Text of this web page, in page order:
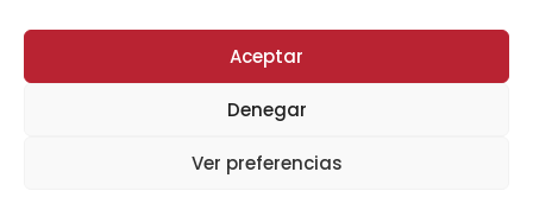
Aceptar
Denegar
Ver preferencias